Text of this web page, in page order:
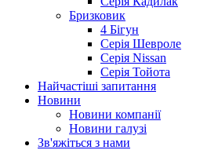
Бризковик
4 Бігун
Серія Шевроле
Серія Nissan
Серія Тойота
Найчастіші запитання
Новини
Новини компанії
Новини галузі
Зв'яжіться з нами